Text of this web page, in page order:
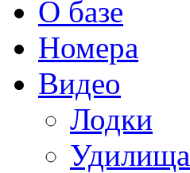
О базе
Номера
Видео
Лодки
Удилища